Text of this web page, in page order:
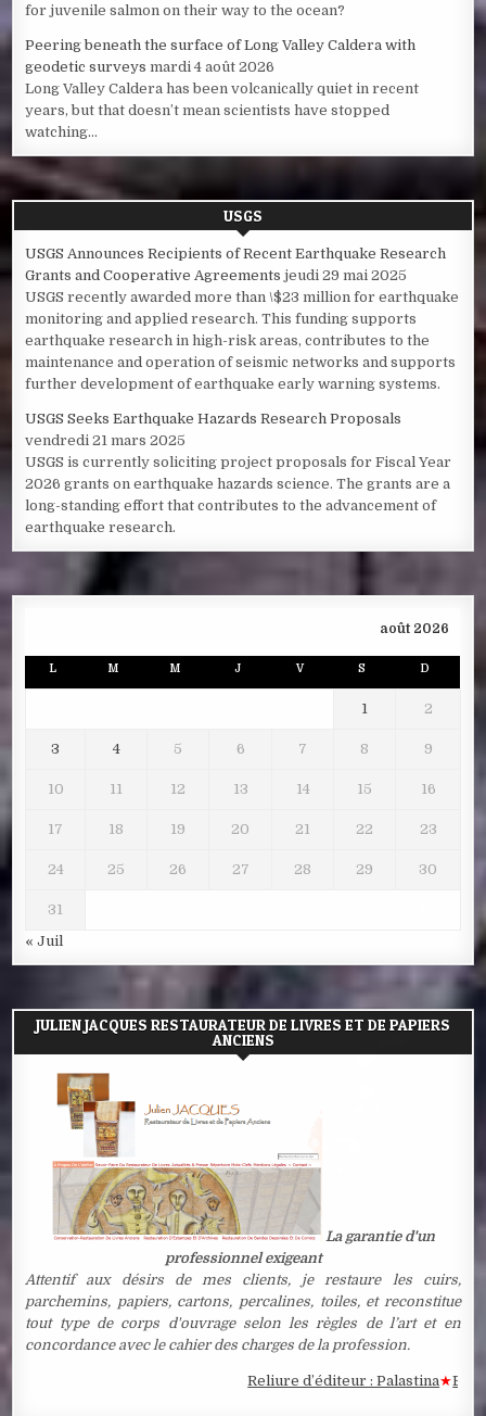
for juvenile salmon on their way to the ocean?
Peering beneath the surface of Long Valley Caldera with
geodetic surveys mardi 4 août 2026
Long Valley Caldera has been volcanically quiet in recent
years, but that doesn’t mean scientists have stopped
watching...
USGS
USGS Announces Recipients of Recent Earthquake Research
Grants and Cooperative Agreements jeudi 29 mai 2025
USGS recently awarded more than \$23 million for earthquake
monitoring and applied research. This funding supports
earthquake research in high-risk areas, contributes to the
maintenance and operation of seismic networks and supports
further development of earthquake early warning systems.
USGS Seeks Earthquake Hazards Research Proposals
vendredi 21 mars 2025
USGS is currently soliciting project proposals for Fiscal Year
2026 grants on earthquake hazards science. The grants are a
long-standing effort that contributes to the advancement of
earthquake research.
août 2026
L M M J V S D
1 2
3 4 5 6 7 8 9
10 11 12 13 14 15 16
17 18 19 20 21 22 23
24 25 26 27 28 29 30
31
« Juil
JULIEN JACQUES RESTAURATEUR DE LIVRES ET DE PAPIERS
ANCIENS
La garantie d'un
professionnel exigeant
Attentif aux désirs de mes clients, je restaure les cuirs,
parchemins, papiers, cartons, percalines, toiles, et reconstitue
tout type de corps d'ouvrage selon les règles de l’art et en
concordance avec le cahier des charges de la profession.
Reliure d’éditeur : Palastina★